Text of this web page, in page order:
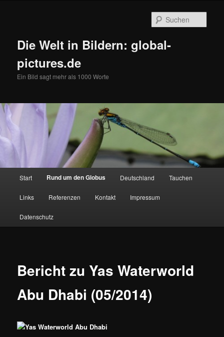
Die Welt in Bildern: global-
pictures.de
Ein Bild sagt mehr als 1000 Worte
Start Rund um den Globus Deutschland Tauchen
Links Referenzen Kontakt Impressum
Datenschutz
Bericht zu Yas Waterworld
Abu Dhabi (05/2014)